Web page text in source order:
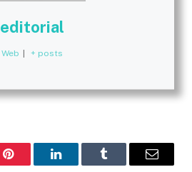
editorial
Web + posts
Pinterest LinkedInTumblr Email